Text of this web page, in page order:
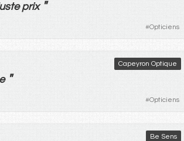
prix "
#Opticiens
Capeyron Optique
"
#Opticiens
Be Sens